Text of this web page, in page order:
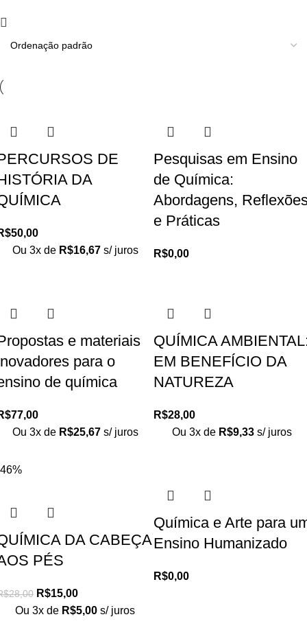
DE
DA
50,00
Ou 3x de R$16,67 s/ juros
Pesquisas em Ensino
de Química:
Abordagens,
e Práticas
R$0,00
e materiais
para o
de química
77,00
Ou 3x de R$25,67 s/ juros
QUÍMICA
EM BENEFÍCIO DA
NATUREZA
R$28,00
Ou 3x de R$9,33 s/ juros
DA CABEÇA
PÉS
28,00 R$15,00
Ou 3x de R$5,00 s/ juros
Química e Arte para
Ensino Humanizado
R$0,00